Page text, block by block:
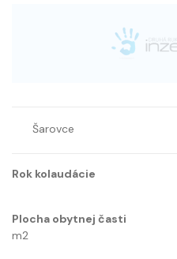
Šarovce
Rok kolaudácie
Plocha obytnej časti
m2